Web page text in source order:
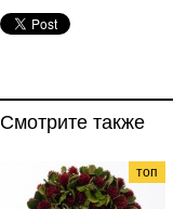
Смотрите также
топ